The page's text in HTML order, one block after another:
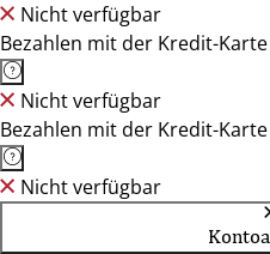
Nicht verfügbar
Bezahlen mit der Kredit-
Nicht verfügbar
Bezahlen mit der Kredit-
Nicht verfügbar